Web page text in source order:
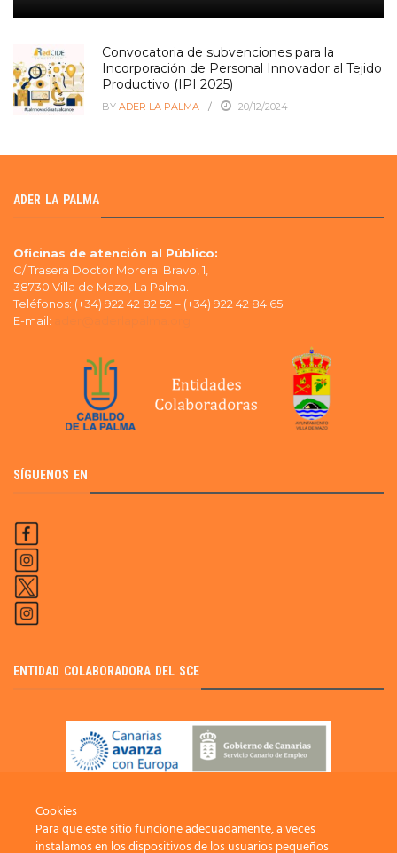
Convocatoria de subvenciones para la
Incorporación de Personal Innovador al Tejido
Productivo (IPI 2025)
BY ADER LA PALMA 20/12/2024
ADER LA PALMA
Oficinas de atención al Público:
C/ Trasera Doctor Morera Bravo, 1,
38730 Villa de Mazo, La Palma.
Teléfonos: (+34) 922 42 82 52 – (+34) 922 42 84 65
E-mail:
SÍGUENOS EN
ENTIDAD COLABORADORA DEL SCE
Cookies
Para que este sitio funcione adecuadamente, a veces
instalamos en los dispositivos de los usuarios pequeños